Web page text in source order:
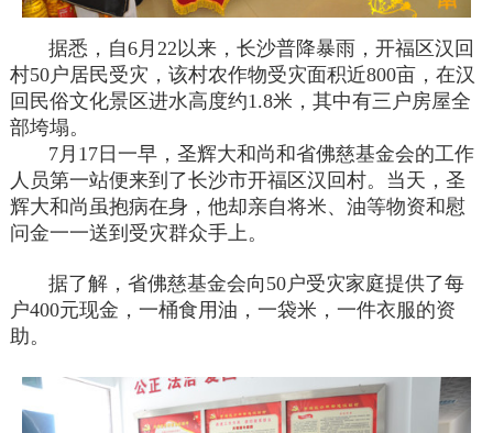
据悉，自6月22以来，长沙普降暴雨，开福区汉回
村50户居民受灾，该村农作物受灾面积近800亩，在汉
回民俗文化景区进水高度约1.8米，其中有三户房屋全
部垮塌。
7月17日一早，圣辉大和尚和省佛慈基金会的工作
人员第一站便来到了长沙市开福区汉回村。当天，圣
辉大和尚虽抱病在身，他却亲自将米、油等物资和慰
问金一一送到受灾群众手上。
据了解，省佛慈基金会向50户受灾家庭提供了每
户400元现金，一桶食用油，一袋米，一件衣服的资
助。